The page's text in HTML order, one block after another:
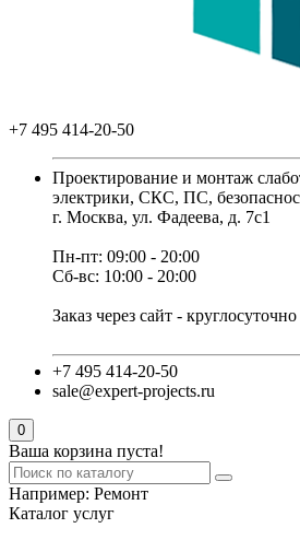
+7 495 414-20-50
Проектирование и монтаж
электрики, СКС, ПС,
г. Москва, ул. Фадеева, д. 7с1
Пн-пт: 09:00 - 20:00
Сб-вс: 10:00 - 20:00
Заказ через сайт - круглосуточно
+7 495 414-20-50
sale@expert-projects.ru
0
Ваша корзина пуста!
Например: Ремонт
Каталог услуг